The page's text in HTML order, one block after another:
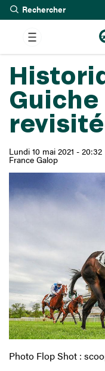
Rechercher
Lundi 10 mai 2021 - 20:32
France Galop
Photo Flop Shot :